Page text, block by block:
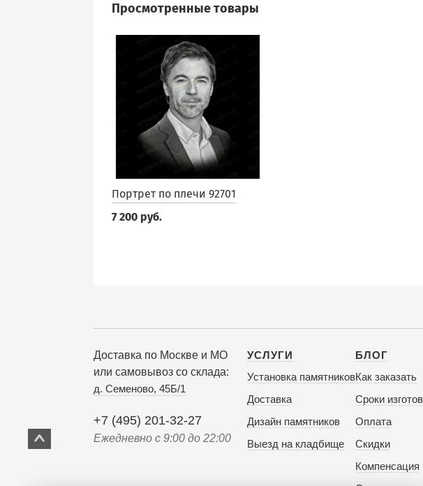
Просмотренные товары
Портрет по плечи 92701
7 200 руб.
Доставка по Москве и МО
или самовывоз со склада:
д. Семеново, 45Б/1
+7 (495) 201-32-27
Ежедневно с 9:00 до 22:00
УСЛУГИ
Установка памятников
Доставка
Дизайн памятников
Выезд на кладбище
БЛОГ
Как заказать
Сроки
Оплата
Скидки
Компенсация